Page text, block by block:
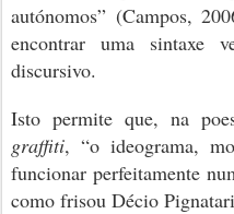
autónomos” (Campos,
encontrar uma sintaxe
discursivo.
Isto permite que, na
graffiti, “o ideograma,
funcionar perfeitamente
como frisou Décio Pignatari